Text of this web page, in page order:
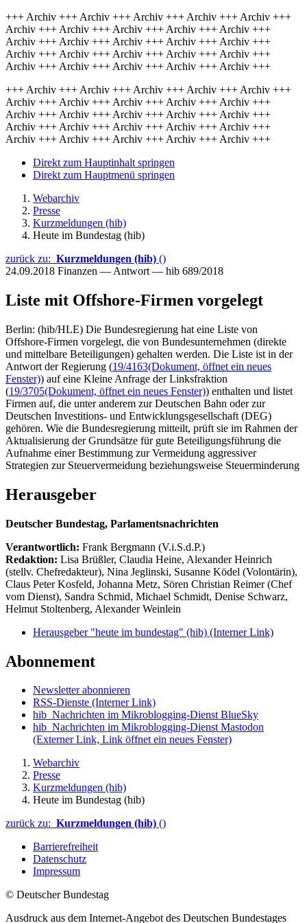
+++ Archiv +++ Archiv +++ Archiv +++ Archiv +++ Archiv +++
Archiv +++ Archiv +++ Archiv +++ Archiv +++ Archiv +++
Archiv +++ Archiv +++ Archiv +++ Archiv +++ Archiv +++
Archiv +++ Archiv +++ Archiv +++ Archiv +++ Archiv +++
Archiv +++ Archiv +++ Archiv +++ Archiv +++ Archiv +++
+++ Archiv +++ Archiv +++ Archiv +++ Archiv +++ Archiv +++
Archiv +++ Archiv +++ Archiv +++ Archiv +++ Archiv +++
Archiv +++ Archiv +++ Archiv +++ Archiv +++ Archiv +++
Archiv +++ Archiv +++ Archiv +++ Archiv +++ Archiv +++
Archiv +++ Archiv +++ Archiv +++ Archiv +++ Archiv +++
Direkt zum Hauptinhalt springen
Direkt zum Hauptmenü springen
Webarchiv
Presse
Kurzmeldungen (hib)
Heute im Bundestag (hib)
zurück zu: Kurzmeldungen (hib) ()
24.09.2018 Finanzen — Antwort — hib 689/2018
Liste mit Offshore-Firmen vorgelegt
Berlin: (hib/HLE) Die Bundesregierung hat eine Liste von
Offshore-Firmen vorgelegt, die von Bundesunternehmen (direkte
und mittelbare Beteiligungen) gehalten werden. Die Liste ist in der
Antwort der Regierung (19/4163(Dokument, öffnet ein neues
Fenster)) auf eine Kleine Anfrage der Linksfraktion
(19/3705(Dokument, öffnet ein neues Fenster)) enthalten und listet
Firmen auf, die unter anderem zur Deutschen Bahn oder zur
Deutschen Investitions- und Entwicklungsgesellschaft (DEG)
gehören. Wie die Bundesregierung mitteilt, prüft sie im Rahmen der
Aktualisierung der Grundsätze für gute Beteiligungsführung die
Aufnahme einer Bestimmung zur Vermeidung aggressiver
Strategien zur Steuervermeidung beziehungsweise Steuerminderung
Herausgeber
Deutscher Bundestag, Parlamentsnachrichten
Verantwortlich: Frank Bergmann (V.i.S.d.P.)
Redaktion: Lisa Brüßler, Claudia Heine, Alexander Heinrich
(stellv. Chefredakteur), Nina Jeglinski, Susanne Ködel (Volontärin),
Claus Peter Kosfeld, Johanna Metz, Sören Christian Reimer (Chef
vom Dienst), Sandra Schmid, Michael Schmidt, Denise Schwarz,
Helmut Stoltenberg, Alexander Weinlein
Herausgeber "heute im bundestag" (hib) (Interner Link)
Abonnement
Newsletter abonnieren
RSS-Dienste (Interner Link)
hib_Nachrichten im Mikroblogging-Dienst BlueSky
hib_Nachrichten im Mikroblogging-Dienst Mastodon
(Externer Link, Link öffnet ein neues Fenster)
Webarchiv
Presse
Kurzmeldungen (hib)
Heute im Bundestag (hib)
zurück zu: Kurzmeldungen (hib) ()
Barrierefreiheit
Datenschutz
Impressum
© Deutscher Bundestag
Ausdruck aus dem Internet-Angebot des Deutschen Bundestages